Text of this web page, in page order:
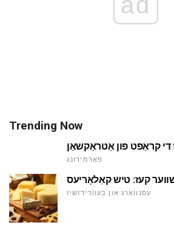
Trending Now
די קראַפט פון אַטראַקשאַן
פאָרמירונג
קעז: טיש קאַלאָריעס
עסנוואַרג און בעוורידזשיז